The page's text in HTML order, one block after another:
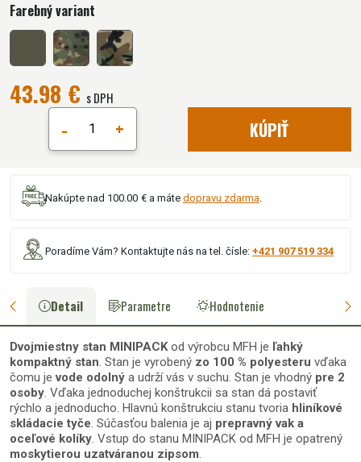
Farebný variant
43.98 € s DPH
- + KÚPIŤ
Nakúpte nad 100.00 € a máte dopravu zdarma
Poradíme Vám? Kontaktujte nás na tel. čísle: +421 907 519 334
Detail Parametre Hodnotenie
Dvojmiestny stan MINIPACKod výrobcu MFH je ľahký
kompaktný stan. Stan je vyrobený zo 100 % polyesteru vďaka
čomu jevode odolný a udrží vás v suchu. Stan je vhodný pre 2
osoby. Vďaka jednoduchej konštrukcii sa stan dá postaviť
rýchlo a jednoducho. Hlavnú konštrukciu stanu tvoria hliníkové
skládacie tyče. Súčasťou balenia je aj prepravný vak a
oceľové kolíky. Vstup do stanu MINIPACK od MFH je opatrený
moskytierou uzatváranou zipsom.